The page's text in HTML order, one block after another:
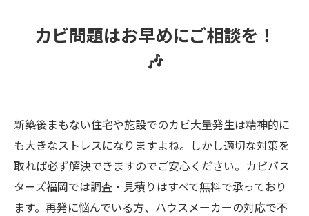
カビ問題はお早めにご相談を！
🎶
新築後まもない住宅や施設でのカビ大量発生は精神的に
も大きなストレスになりますよね。しかし適切な対策を
取れば必ず解決できますのでご安心ください。カビバス
ターズ福岡では調査・見積りはすべて無料で承っており
ます。再発に悩んでいる方、ハウスメーカーの対応で不